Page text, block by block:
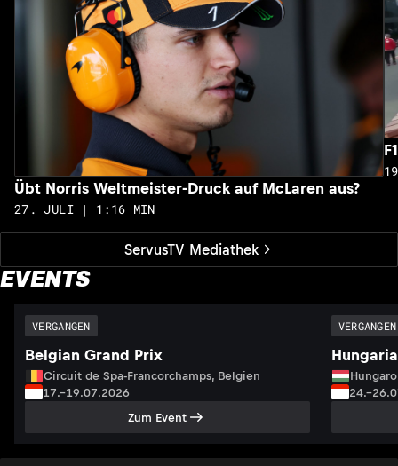
ServusTV Mediathek
Übt Norris Weltmeister-Druck auf McLaren aus?
27. JULI | 1:16 MIN
EVENTS
VERGANGEN
Belgian Grand Prix
Circuit de Spa-Francorchamps, Belgien
17.–19.07.2026
Zum Event
VERGANGEN